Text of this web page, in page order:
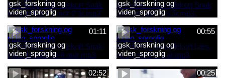
gsk_forskning og
viden_sproglig
forståelse_Samtalekort Snak
med dit barn 6 mdr-2 år.mp3
gsk_forskning og
viden_sproglig
forståelse_Samtalekort Snak
med dit barn 2-6 år.mp3
01:11
gsk_forskning og
viden_sproglig
forståelse_Samtalekort Snak
med din baby 0-6 mdr.mp3
00:55
gsk_forskning og
viden_sproglig
forståelse_Samtalekort Læs,
lyt og skriv 3-6 år.mp3
02:52 00:25